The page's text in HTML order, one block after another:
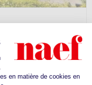
d'...